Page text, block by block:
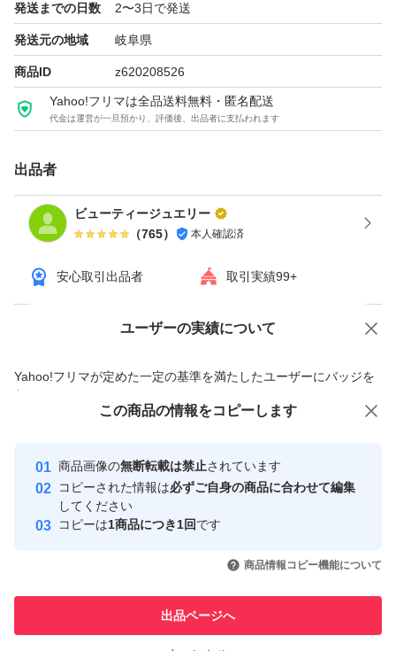
発送までの日数 2〜3日で発送
発送元の地域 岐阜県
商品ID z620208526
Yahoo!フリマは全品送料無料・匿名配送
代金は運営が一旦預かり、評価後、出品者に支払われます
出品者
ビューティージュエリー
（765） 本人確認済
安心取引出品者 取引実績99+
ユーザーの実績について
Yahoo!フリマが定めた一定の基準を満たしたユーザーにバッジを
付与しています
安心取引出品者
心・安全なユーザーです
取引実績
引を完了させた実績があります
での取引実績があります
価格の相談 商品への質問
この商品の情報をコピーします
商品画像の無断転載は禁止されています
コピーされた情報は必ずご自身の商品に合わせて編集
してください
コピーは1商品につき1回です
商品情報コピー機能について
出品ページへ
この商品をみている人にオススメ